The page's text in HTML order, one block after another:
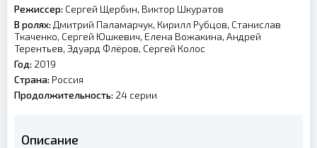
Режиссер: Сергей Щербин, Виктор Шкуратов
В ролях: Дмитрий Паламарчук, Кирилл Рубцов, Станислав
Ткаченко, Сергей Юшкевич, Елена Вожакина, Андрей
Терентьев, Эдуард Флёров, Сергей Колос
Год: 2019
Страна: Россия
Продолжительность: 24 серии
Описание